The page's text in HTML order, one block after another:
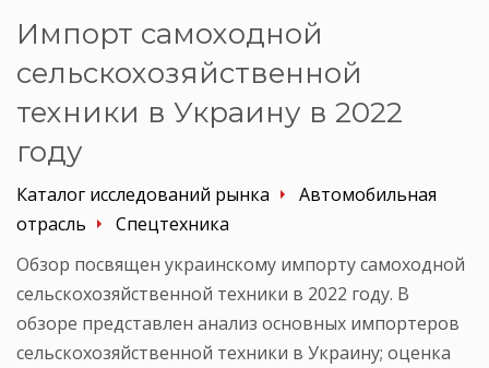
Импорт самоходной
сельскохозяйственной
техники в Украину в 2022
году
Каталог исследований рынка
Автомобильная
отрасль
Спецтехника
Обзор посвящен украинскому импорту самоходной
сельскохозяйственной техники в 2022 году. В
обзоре представлен анализ основных импортеров
сельскохозяйственной техники в Украину; оценка